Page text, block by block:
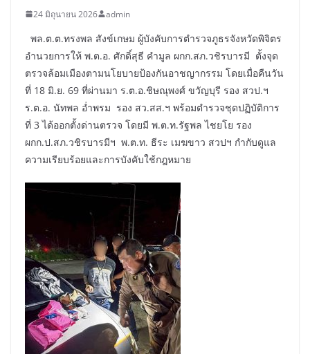
24 มิถุนายน 2026 admin
พล.ต.ต.ทรงพล สังข์เกษม ผู้บังคับการตำรวจภูธรจังหวัดพิจิตร
อำนวยการให้ พ.ต.อ. ศักดิ์สุธี คำมูล ผกก.สภ.วชิรบารมี ตั้งจุด
ตรวจล้อมเมืองตามนโยบายป้องกันอาชญากรรม โดยเมื่อคืนวัน
ที่ 18 มิ.ย. 69 ที่ผ่านมา ร.ต.อ.ชิษณุพงศ์ ขวัญบุรี รอง สวป.ฯ
ร.ต.อ. นัทพล อ่ำพรม รอง สว.สส.ฯ พร้อมตำรวจชุดปฏิบัติการ
ที่ 3 ได้ออกตั้งด่านตรวจ โดยมี พ.ต.ท.รัฐพล ไชยโย รอง
ผกก.ป.สภ.วชิรบารมีฯ พ.ต.ท. ธีระ เมฆขาว สวปฯ กำกับดูแล
ความเรียบร้อยและการบังคับใช้กฎหมาย